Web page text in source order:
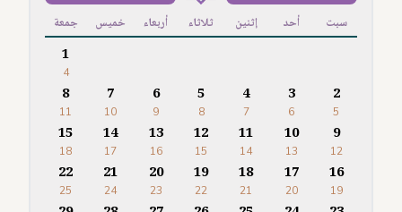
سبت أحد إثنين ثلاثاء أربعاء خميس جمعة
1
4
2
5
3
6
4
7
5
8
6
9
7
10
8
11
9
12
10
13
11
14
12
15
13
16
14
17
15
18
16
19
17
20
18
21
19
22
20
23
21
24
22
25